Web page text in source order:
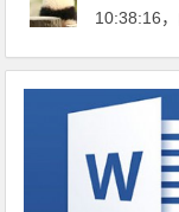
10:38:16